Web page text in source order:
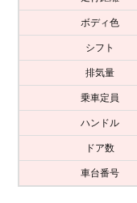
ボディ色
シフト
排気量
乗車定員
ハンドル
ドア数
車台番号